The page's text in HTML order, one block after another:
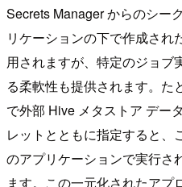
Secrets Manager からのシー
リケーションの下で作成され
用されますが、特定のジョブ
る柔軟性も提供されます。た
で外部 Hive メタストア デー
レットとともに指定すると、
のアプリケーションで実行さ
ます。この一元化されたアプ